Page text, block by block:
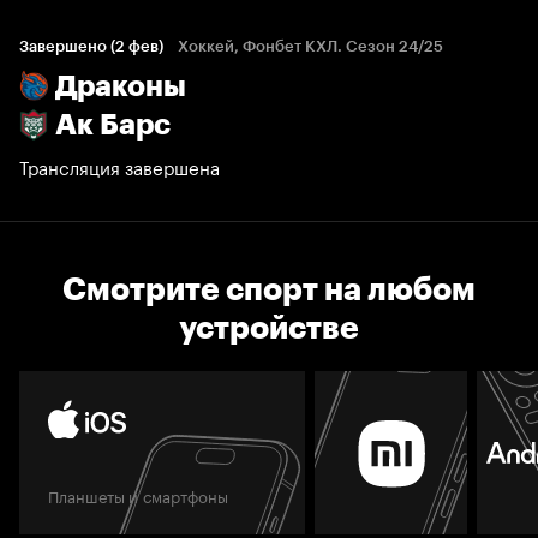
Завершено (2 фев) Хоккей, Фонбет КХЛ. Сезон 24/25
Драконы
Ак Барс
Трансляция завершена
Смотрите спорт на любом
устройстве
Планшеты и смартфоны